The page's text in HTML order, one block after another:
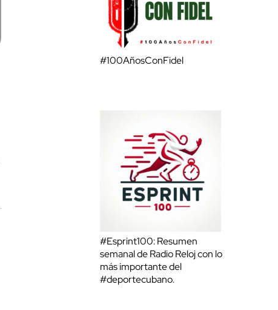
#100AñosConFidel
#Esprint100: Resumen
semanal de Radio Reloj con lo
más importante del
#deportecubano.